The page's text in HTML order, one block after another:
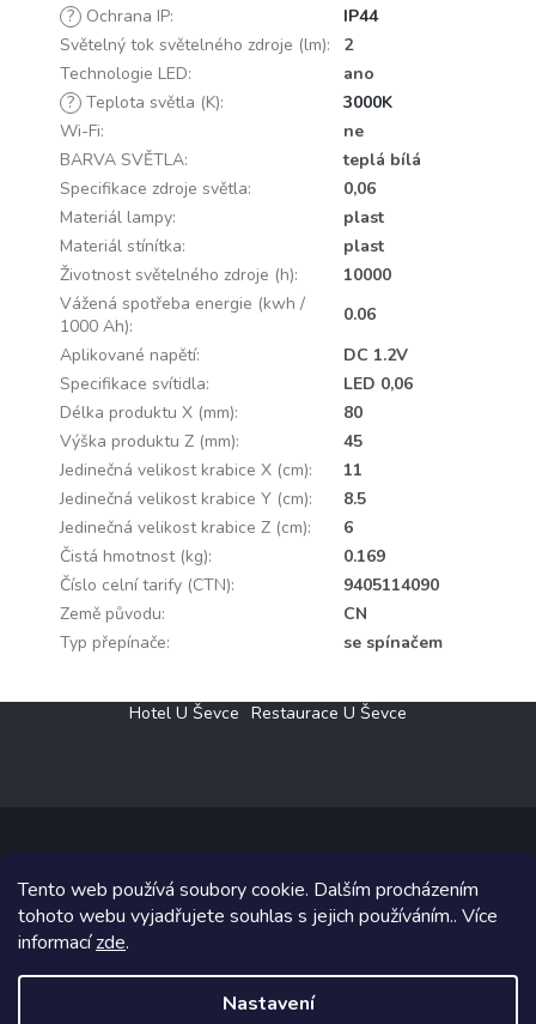
Tento web používá soubory cookie. Dalším procházením
tohoto webu vyjadřujete souhlas s jejich používáním.. Více
informacízde.
Nastavení
? Ochrana IP:
IP44
Světelný tok světelného zdroje (lm):
2
Technologie LED:
ano
? Teplota světla (K):
3000K
Wi-Fi:
ne
BARVA SVĚTLA:
teplá bílá
Specifikace zdroje světla:
0,06
Materiál lampy:
plast
Materiál stínítka:
plast
Životnost světelného zdroje (h):
10000
Vážená spotřeba energie (kwh /
1000 Ah):
0.06
Aplikované napětí:
DC 1.2V
Specifikace svítidla:
LED 0,06
Délka produktu X (mm):
80
Výška produktu Z (mm):
45
Jedinečná velikost krabice X (cm):
11
Jedinečná velikost krabice Y (cm):
8.5
Jedinečná velikost krabice Z (cm):
6
Čistá hmotnost (kg):
0.169
Číslo celní tarify (CTN):
9405114090
Země původu:
CN
Typ přepínače: se spínačem
Hotel U Ševce Restaurace U Ševce
Copyright 2026Elektro Klesný s.r.o.. Všechna práva vyhrazena.
Grafický návrh vytvořil a na Shoptet implementoval
Shoptetak.cz.